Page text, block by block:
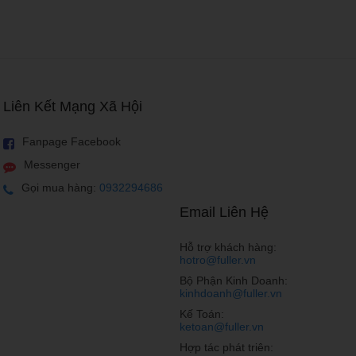
dùng có điều kiện tài chính hạn chế.
(RAM 2 – 3 GB, chip Qualcomm 4xx hoặc Mediatek
lại trải nghiệm cầm nắm dễ chịu…
Liên Kết Mạng Xã Hội
Fanpage Facebook
Messenger
Gọi mua hàng: 0932294686
Email Liên Hệ
Hỗ trợ khách hàng:
hotro@fuller.vn
Bộ Phận Kinh Doanh:
kinhdoanh@fuller.vn
Kế Toán:
ketoan@fuller.vn
Hợp tác phát triên: